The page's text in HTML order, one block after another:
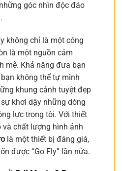
góc nhìn độc đáo
không chỉ là một công
là một nguồn cảm
mẽ. Khả năng đưa bạn
không thể tự mình
khung cảnh tuyệt đẹp
khơi dậy những dòng
lực trong tôi. Với thiết
và chất lượng hình ảnh
là một thiết bị đáng giá,
được “Go Fly” lần nữa.